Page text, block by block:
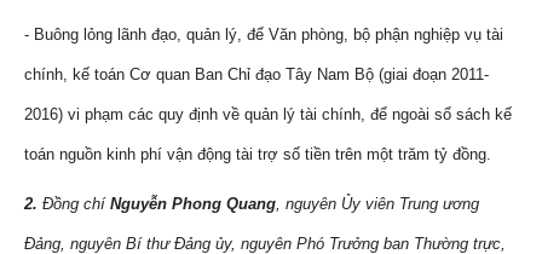
- Buông lỏng lãnh đạo, quản lý, để Văn phòng, bộ phận nghiệp vụ tài
chính, kế toán Cơ quan Ban Chỉ đạo Tây Nam Bộ (giai đoạn 2011-
2016) vi phạm các quy định về quản lý tài chính, để ngoài sổ sách kế
toán nguồn kinh phí vận động tài trợ số tiền trên một trăm tỷ đồng.
2. Đồng chí Nguyễn Phong Quang, nguyên Ủy viên Trung ương
Đảng, nguyên Bí thư Đảng ủy, nguyên Phó Trưởng ban Thường trực,